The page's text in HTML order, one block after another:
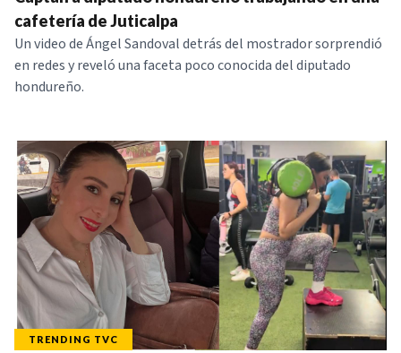
NOTICIAS
SERIES
cafetería de Juticalpa
Un video de Ángel Sandoval detrás del mostrador sorprendió
en redes y reveló una faceta poco conocida del diputado
hondureño.
TRENDING TVC